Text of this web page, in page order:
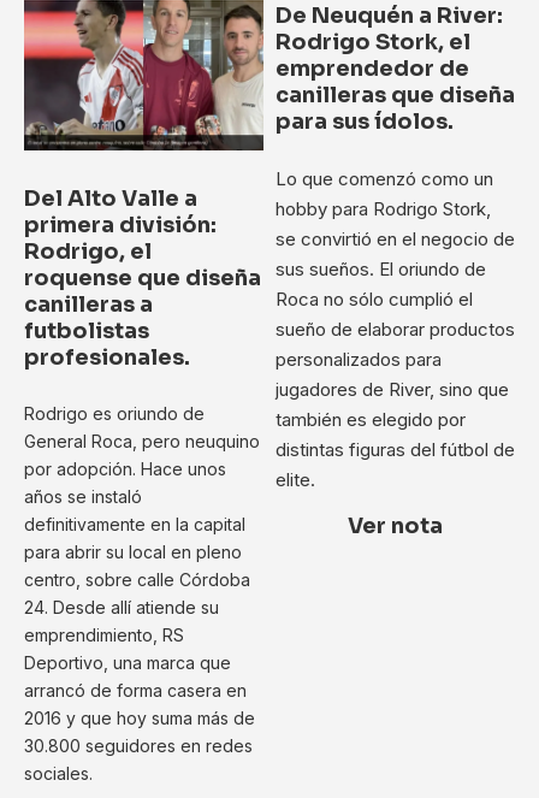
Del Alto Valle a
primera división:
Rodrigo, el
roquense que diseña
canilleras a
futbolistas
profesionales.
Rodrigo es oriundo de
General Roca, pero neuquino
por adopción. Hace unos
años se instaló
definitivamente en la capital
para abrir su local en pleno
centro, sobre calle Córdoba
24. Desde allí atiende su
emprendimiento, RS
Deportivo, una marca que
arrancó de forma casera en
2016 y que hoy suma más de
30.800 seguidores en redes
sociales.
De Neuquén a River:
Rodrigo Stork, el
emprendedor de
canilleras que diseña
para sus ídolos.
Lo que comenzó como un
hobby para Rodrigo Stork,
se convirtió en el negocio de
sus sueños. El oriundo de
Roca no sólo cumplió el
sueño de elaborar productos
personalizados para
jugadores de River, sino que
también es elegido por
distintas figuras del fútbol de
elite.
Ver nota